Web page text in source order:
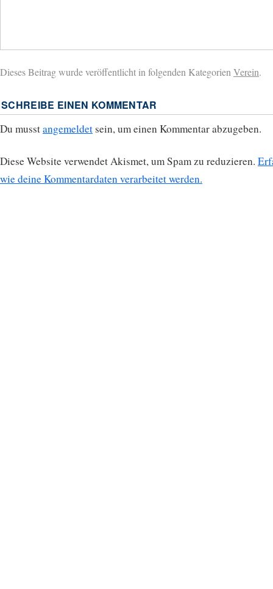
Dieses Beitrag wurde veröffentlicht in folgenden KategorienVerein.
SCHREIBE EINEN KOMMENTAR
Du musstangemeldet sein, um einen Kommentar abzugeben.
Diese Website verwendet Akismet, um Spam zu reduzieren.
wie deine Kommentardaten verarbeitet werden.